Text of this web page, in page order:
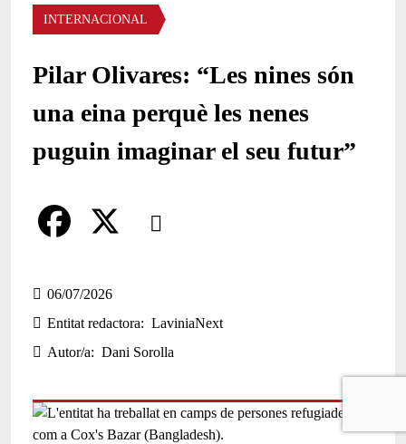
Àmbit de la notícia
INTERNACIONAL
Pilar Olivares: “Les nines són
una eina perquè les nenes
puguin imaginar el seu futur”
Comparteix
a
c
e
o
06/07/2026
Entitat redactora
LaviniaNext
Autor/a
Dani Sorolla